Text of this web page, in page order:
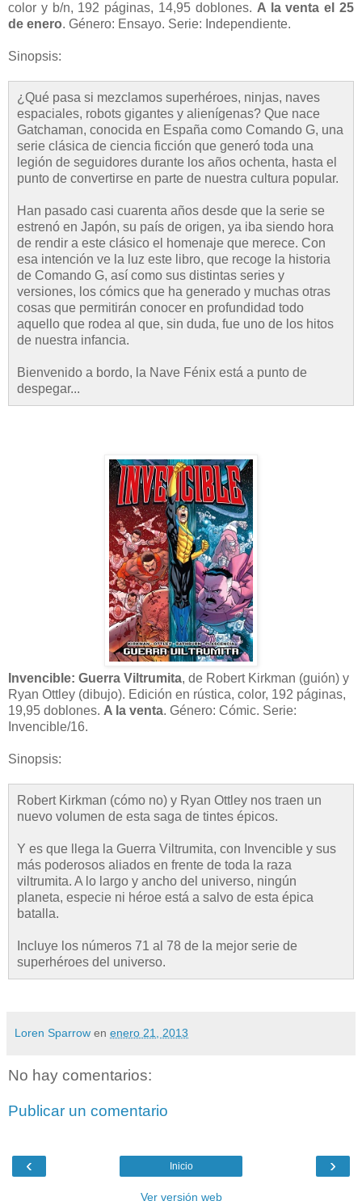
color y b/n, 192 páginas, 14,95 doblones. A la venta el 25
de enero. Género: Ensayo. Serie: Independiente.
Sinopsis:
¿Qué pasa si mezclamos superhéroes, ninjas, naves
espaciales, robots gigantes y alienígenas? Que nace
Gatchaman, conocida en España como Comando G, una
serie clásica de ciencia ficción que generó toda una
legión de seguidores durante los años ochenta, hasta el
punto de convertirse en parte de nuestra cultura popular.
Han pasado casi cuarenta años desde que la serie se
estrenó en Japón, su país de origen, ya iba siendo hora
de rendir a este clásico el homenaje que merece. Con
esa intención ve la luz este libro, que recoge la historia
de Comando G, así como sus distintas series y
versiones, los cómics que ha generado y muchas otras
cosas que permitirán conocer en profundidad todo
aquello que rodea al que, sin duda, fue uno de los hitos
de nuestra infancia.
Bienvenido a bordo, la Nave Fénix está a punto de
despegar...
Invencible: Guerra Viltrumita, de Robert Kirkman (guión) y
Ryan Ottley (dibujo). Edición en rústica, color, 192 páginas,
19,95 doblones. A la venta. Género: Cómic. Serie:
Invencible/16.
Sinopsis:
Robert Kirkman (cómo no) y Ryan Ottley nos traen un
nuevo volumen de esta saga de tintes épicos.
Y es que llega la Guerra Viltrumita, con Invencible y sus
más poderosos aliados en frente de toda la raza
viltrumita. A lo largo y ancho del universo, ningún
planeta, especie ni héroe está a salvo de esta épica
batalla.
Incluye los números 71 al 78 de la mejor serie de
superhéroes del universo.
Loren Sparrow en enero 21, 2013
No hay comentarios:
Publicar un comentario
‹ ›
Inicio
Ver versión web